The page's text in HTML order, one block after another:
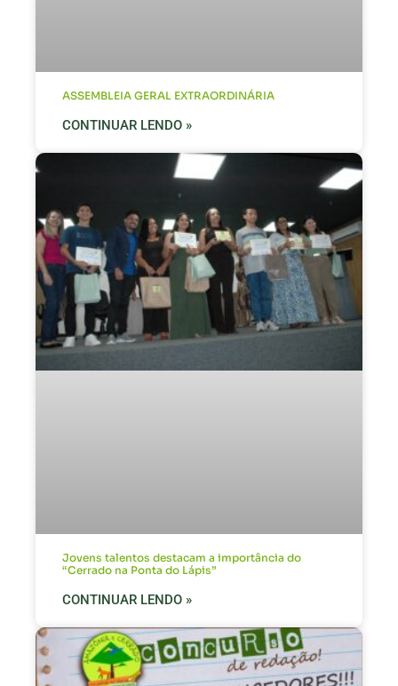
ASSEMBLEIA GERAL EXTRAORDINÁRIA
CONTINUAR LENDO »
Jovens talentos destacam a importância do
“Cerrado na Ponta do Lápis”
CONTINUAR LENDO »